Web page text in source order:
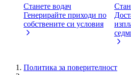
Станете водач
Генерирайте приходи по
собствените си условия
Политика за поверителност